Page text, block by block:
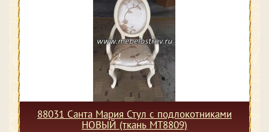
88031 Санта Мария Стул с подлокотниками
НОВЫЙ (ткань МТ8809)